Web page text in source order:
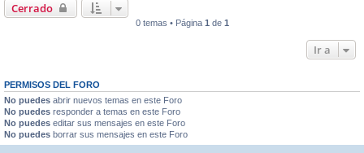
Cerrado
0 temas • Página 1 de 1
Ir a
PERMISOS DEL FORO
No puedes abrir nuevos temas en este Foro
No puedes responder a temas en este Foro
No puedes editar sus mensajes en este Foro
No puedes borrar sus mensajes en este Foro